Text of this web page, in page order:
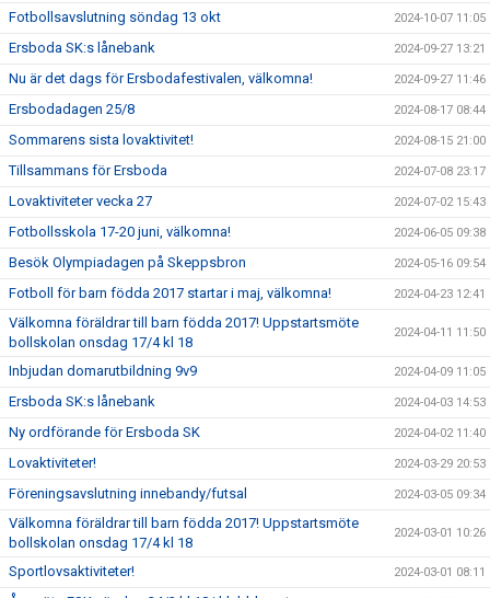
Fotbollsavslutning söndag 13 okt 2024-10-07 11:05
Ersboda SK:s lånebank 2024-09-27 13:21
Nu är det dags för Ersbodafestivalen, välkomna! 2024-09-27 11:46
Ersbodadagen 25/8 2024-08-17 08:44
Sommarens sista lovaktivitet! 2024-08-15 21:00
Tillsammans för Ersboda 2024-07-08 23:17
Lovaktiviteter vecka 27 2024-07-02 15:43
Fotbollsskola 17-20 juni, välkomna! 2024-06-05 09:38
Besök Olympiadagen på Skeppsbron 2024-05-16 09:54
Fotboll för barn födda 2017 startar i maj, välkomna! 2024-04-23 12:41
Välkomna föräldrar till barn födda 2017! Uppstartsmöte
bollskolan onsdag 17/4 kl 18
2024-04-11 11:50
Inbjudan domarutbildning 9v9 2024-04-09 11:05
Ersboda SK:s lånebank 2024-04-03 14:53
Ny ordförande för Ersboda SK 2024-04-02 11:40
Lovaktiviteter! 2024-03-29 20:53
Föreningsavslutning innebandy/futsal 2024-03-05 09:34
Välkomna föräldrar till barn födda 2017! Uppstartsmöte
bollskolan onsdag 17/4 kl 18
2024-03-01 10:26
Sportlovsaktiviteter! 2024-03-01 08:11